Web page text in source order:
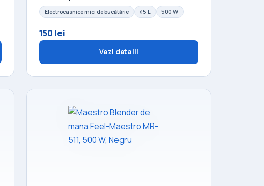
Electrocasnice mici de bucătărie 45 L 500 W
150 lei
Vezi detalii